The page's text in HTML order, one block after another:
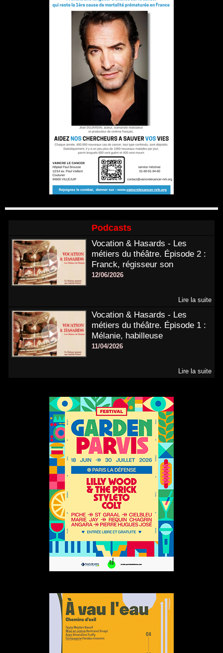
Podcasts
Vocation & Hasards - Les
métiers du théâtre. Épisode 2 :
Franck, régisseur son
12/06/2026
Lire la suite
Vocation & Hasards - Les
métiers du théâtre. Épisode 1 :
Mélanie, habilleuse
11/04/2026
Lire la suite